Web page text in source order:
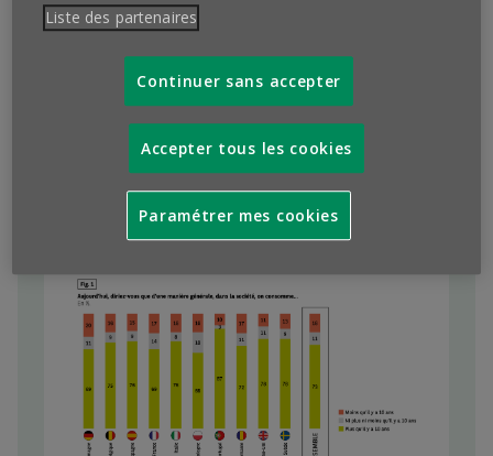
% et 69 %). Il faut aussi s’orienter à l’Est pour trouver des
personnes aux faibles revenus plus circonspectes (58 %).
Télécharger cette infographie pour vos
présentations
Liste des partenaires
Continuer sans accepter
Accepter tous les cookies
Paramétrer mes cookies